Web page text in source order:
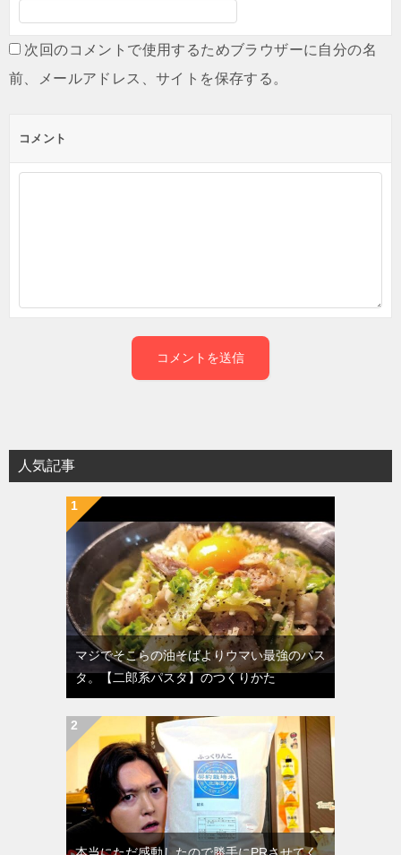
次回のコメントで使用するためブラウザーに自分の名
前、メールアドレス、サイトを保存する。
コメント
人気記事
マジでそこらの油そばよりウマい最強のパス
タ。【二郎系パスタ】のつくりかた